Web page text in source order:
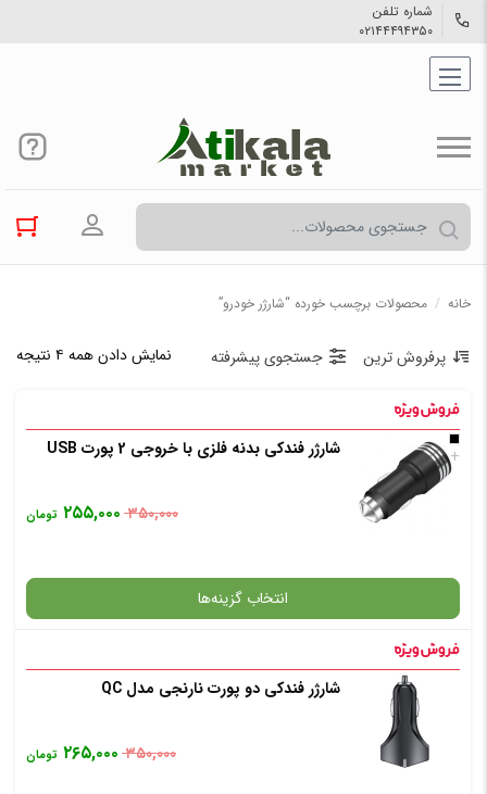
شماره تلفن
۰۲۱۴۴۴۹۴۳۵۰
ورود به
خانه / محصولات برچسب خورده “شارژر خودرو”
نمایش دادن همه ۴ نتیجه پرفروش ترین جستجوی پیشرفته
+ شارژر فندکی بدنه فلزی با خروجی 2 پورت USB
۳۵۰,۰۰۰ ۲۵۵,۰۰۰ تومان
انتخاب گزینه‌ها
گارانتی
انتخاب رنگ
شارژر فندکی دو پورت نارنجی مدل QC
۳۵۰,۰۰۰ ۲۶۵,۰۰۰ تومان